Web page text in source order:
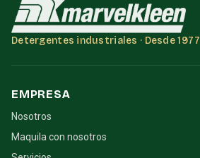
Detergentes industriales · Desde 1977
EMPRESA
Nosotros
Maquila con nosotros